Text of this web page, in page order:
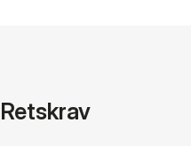
Retskrav